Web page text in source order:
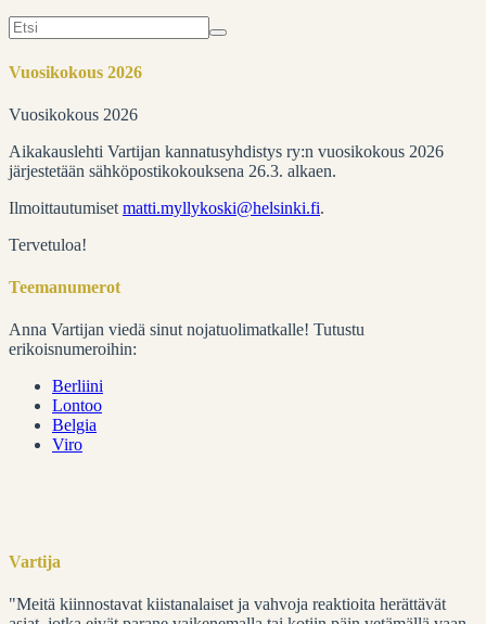
Search
for:
Vuosikokous 2026
Vuosikokous 2026
Aikakauslehti Vartijan kannatusyhdistys ry:n vuosikokous 2026
järjestetään sähköpostikokouksena 26.3. alkaen.
Ilmoittautumiset matti.myllykoski@helsinki.fi.
Tervetuloa!
Teemanumerot
Anna Vartijan viedä sinut nojatuolimatkalle! Tutustu
erikoisnumeroihin:
Berliini
Lontoo
Belgia
Viro
Vartija
"Meitä kiinnostavat kiistanalaiset ja vahvoja reaktioita herättävät